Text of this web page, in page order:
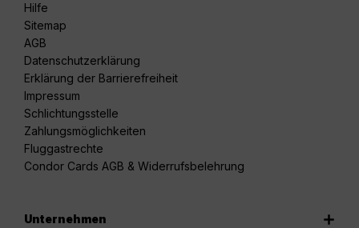
Hilfe
Sitemap
AGB
Datenschutzerklärung
Erklärung der Barrierefreiheit
Impressum
Schlichtungsstelle
Zahlungsmöglichkeiten
Fluggastrechte
Condor Cards AGB & Widerrufsbelehrung
Unternehmen